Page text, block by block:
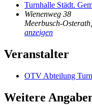
Turnhalle Städt.
Wienenweg 38
Meerbusch-Osterath
anzeigen
Veranstalter
OTV Abteilung
Weitere